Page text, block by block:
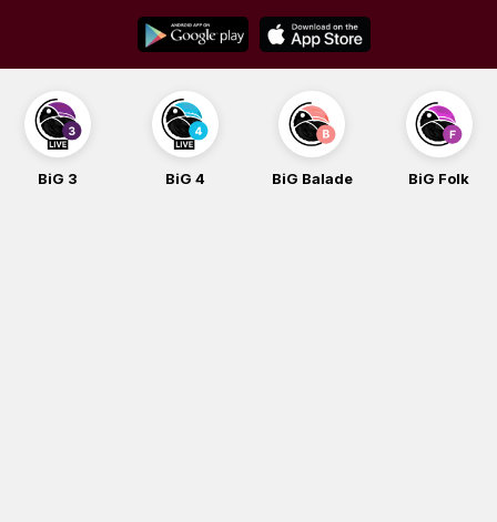
content
BiG 3 BiG 4 BiG Balade BiG Folk